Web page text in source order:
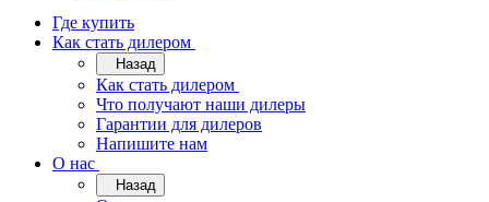
Где купить
Как стать дилером
Назад
Как стать дилером
Что получают наши дилеры
Гарантии для дилеров
Напишите нам
О нас
Назад